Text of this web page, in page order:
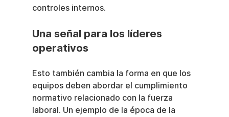
controles internos.
Una señal para los líderes
operativos
Esto también cambia la forma en que los
equipos deben abordar el cumplimiento
normativo relacionado con la fuerza
laboral. Un ejemplo de la época de la